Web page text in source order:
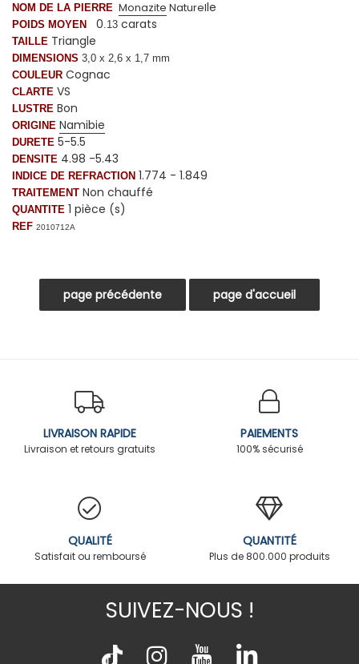
NOM DE LA PIERRE Monazite Naturelle
POIDS MOYEN 0.13 carats
TAILLE Triangle
DIMENSIONS 3,0 x 2,6 x 1,7 mm
COULEUR Cognac
CLARTE VS
LUSTRE Bon
ORIGINE Namibie
DURETE 5-5.5
DENSITE 4.98 -5.43
INDICE DE REFRACTION 1.774 - 1.849
TRAITEMENT Non chauffé
QUANTITE 1 pièce (s)
REF 2010712A
LIVRAISON RAPIDE
Livraison et retours gratuits
PAIEMENTS
100% sécurisé
QUALITÉ
Satisfait ou remboursé
QUANTITÉ
Plus de 800.000 produits
SUIVEZ-NOUS !